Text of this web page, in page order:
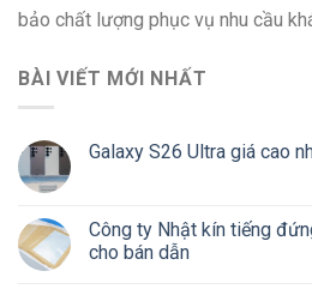
bảo chất lượng phục vụ nhu cầu
BÀI VIẾT MỚI NHẤT
Galaxy S26 Ultra giá cao
Công ty Nhật kín tiếng
cho bán dẫn